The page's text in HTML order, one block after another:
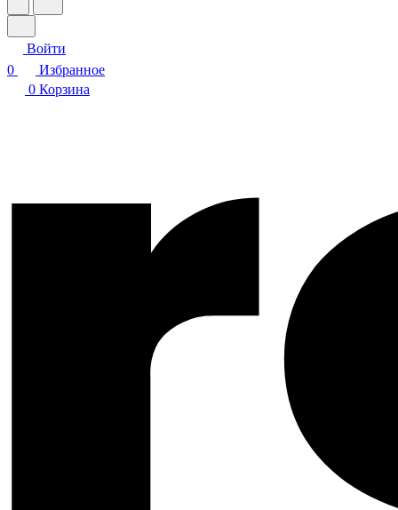
Войти
0
Избранное
0 Корзина